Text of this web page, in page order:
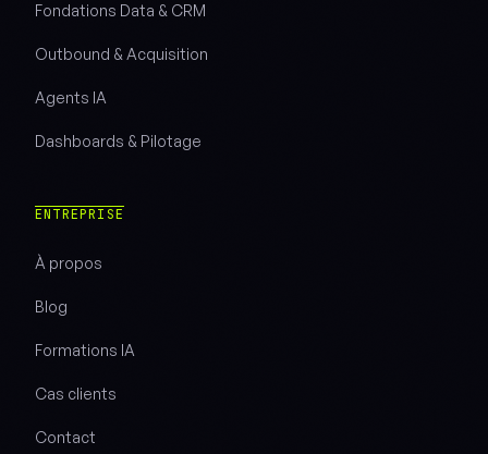
Fondations Data & CRM
Outbound & Acquisition
Agents IA
Dashboards & Pilotage
ENTREPRISE
À propos
Blog
Formations IA
Cas clients
Contact